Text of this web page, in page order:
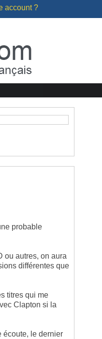
account ?
probable
ou autres, on aura
différentes que
titres qui me
Clapton si la
écoute, le dernier